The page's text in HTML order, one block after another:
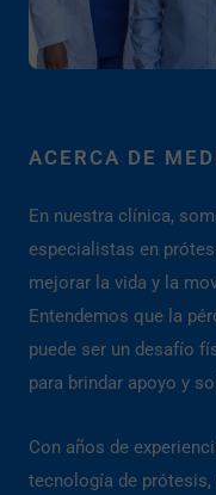
ACERCA DE
En nuestra clínica,
especialistas en
mejorar la vida y la
Entendemos que la
puede ser un desafío
para brindar apoyo y
Con años de
tecnología de